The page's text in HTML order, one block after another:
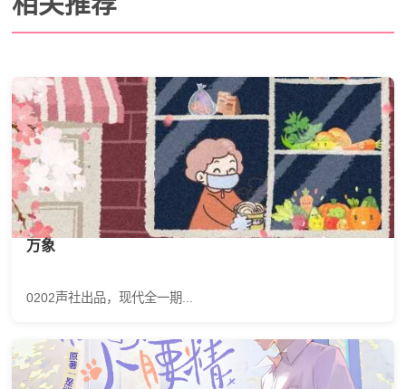
万象
0202声社出品，现代全一期...